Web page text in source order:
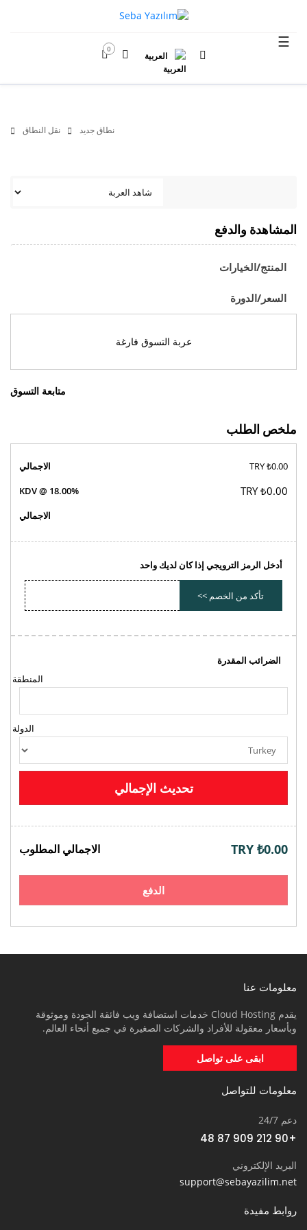
العربية
0 ☰
نطاق جديد نقل النطاق
المشاهدة والدفع
المنتج/الخيارات
السعر/الدورة
عربة التسوق فارغة
متابعة التسوق
ملخص الطلب
الاجمالي
₺0.00 TRY
KDV @ 18.00%
₺0.00 TRY
الاجمالي
أدخل الرمز الترويجي إذا كان لديك واحد
تأكد من الخصم >>
الضرائب المقدرة
المنطقة
الدولة
تحديث الإجمالي
₺0.00 TRY الاجمالي المطلوب
الدفع
معلومات عنا
يقدم Cloud Hosting خدمات استضافة ويب فائقة الجودة وموثوقة
وبأسعار معقولة للأفراد والشركات الصغيرة في جميع أنحاء العالم.
ابقى على تواصل
معلومات للتواصل
دعم 24/7
+90 212 909 87 48
البريد الإلكتروني
support@sebayazilim.net
روابط مفيدة